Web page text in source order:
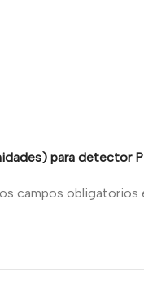
para detector
campos obligatorios